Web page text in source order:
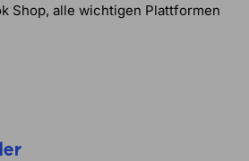
Shop, alle wichtigen Plattformen